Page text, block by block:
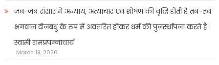
जब-जब संसार में अन्याय, अत्याचार एवं शोषण की वृद्धि होती है तब-तब
भगवान दीनबंधु के रूप में अवतरित होकर धर्म की पुनर्स्थापना करते हैं :
स्वामी रामप्रपन्नाचार्य
March 19, 2026